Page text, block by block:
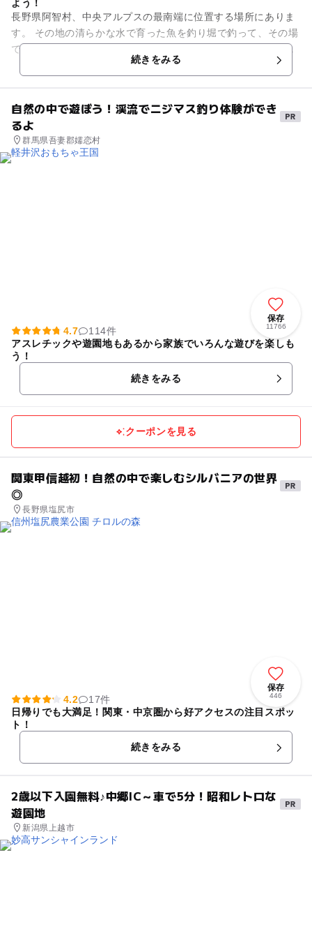
よう！
長野県阿智村、中央アルプスの最南端に位置する場所にありま
す。 その地の清らかな水で育った魚を釣り堀で釣って、その場
で焼いて食べることができます。炭火焼は囲炉裏を囲む雰囲気
の良い店内で、他の郷土...続きをみる
自然の中で遊ぼう！渓流でニジマス釣り体験ができ
るよ
群馬県吾妻郡嬬恋村
保存
11766
4.7
114件
アスレチックや遊園地もあるから家族でいろんな遊びを楽しも
う！
続きをみる
クーポンを見る
関東甲信越初！自然の中で楽しむシルバニアの世界
◎
長野県塩尻市
保存
446
4.2
17件
日帰りでも大満足！関東・中京圏から好アクセスの注目スポッ
ト！
続きをみる
2歳以下入園無料♪中郷IC～車で5分！昭和レトロな
遊園地
新潟県上越市